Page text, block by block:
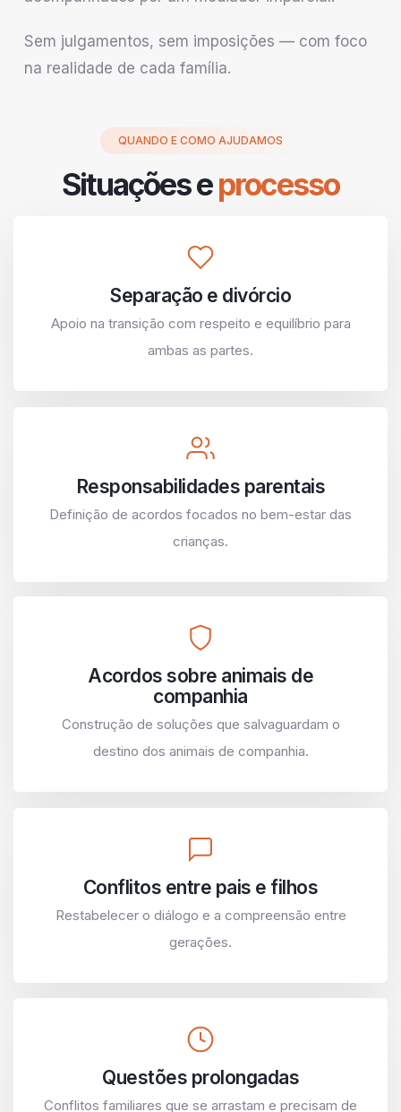
Sem julgamentos, sem imposições — com foco
na realidade de cada família.
QUANDO E COMO AJUDAMOS
Situações eprocesso
Separação e divórcio
Apoio na transição com respeito e equilíbrio para
ambas as partes.
Responsabilidades parentais
Definição de acordos focados no bem-estar das
crianças.
Acordos sobre animais de
companhia
Construção de soluções que salvaguardam o
destino dos animais de companhia.
Conflitos entre pais e filhos
Restabelecer o diálogo e a compreensão entre
gerações.
Questões prolongadas
Conflitos familiares que se arrastam e precisam de